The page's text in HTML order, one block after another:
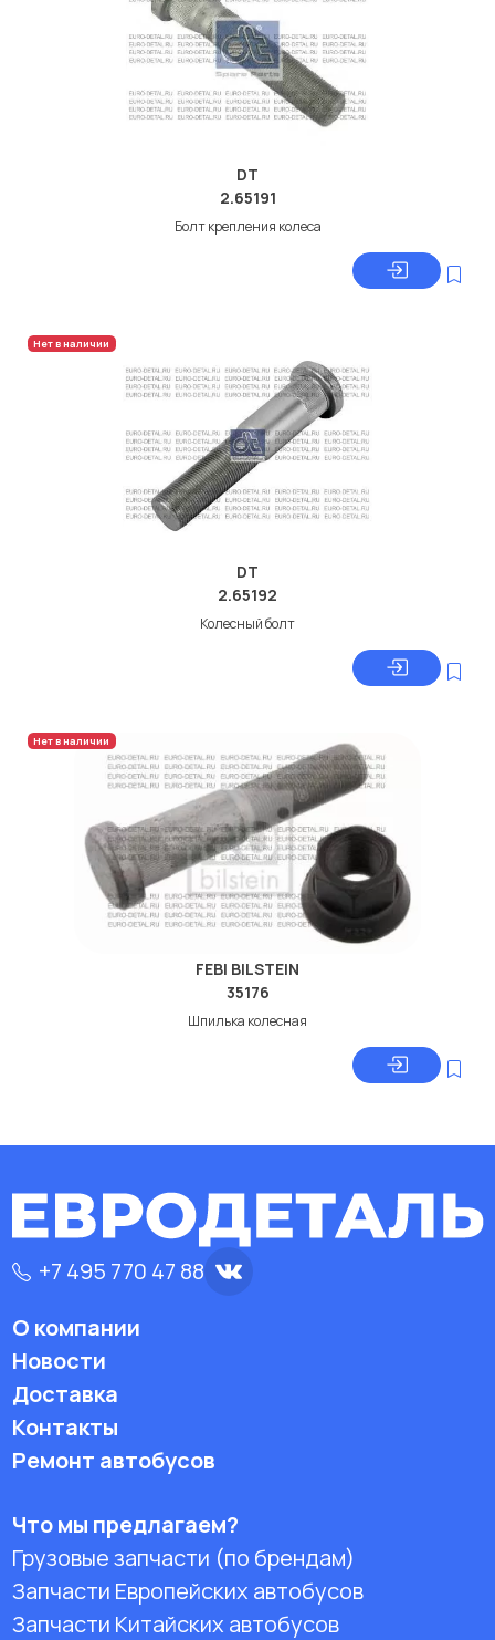
DT
2.65191
Болт крепления колеса
Нет в наличии
DT
2.65192
Колесный болт
Нет в наличии
FEBI BILSTEIN
35176
Шпилька колесная
+7 495 770 47 88
О компании
Новости
Доставка
Контакты
Ремонт автобусов
Что мы предлагаем?
Грузовые запчасти (по брендам)
Запчасти Европейских автобусов
Запчасти Китайских автобусов